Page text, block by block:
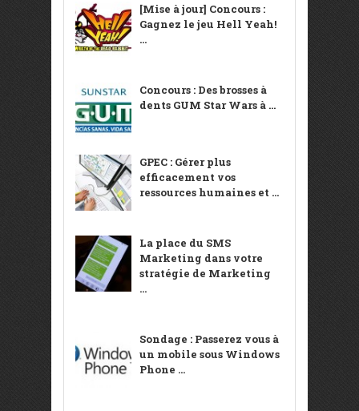
[Mise à jour] Concours :
Gagnez le jeu Hell Yeah!
...
Concours : Des brosses à
dents GUM Star Wars à ...
GPEC : Gérer plus
efficacement vos
ressources humaines et ...
La place du SMS
Marketing dans votre
stratégie de Marketing
...
Sondage : Passerez vous à
un mobile sous Windows
Phone ...